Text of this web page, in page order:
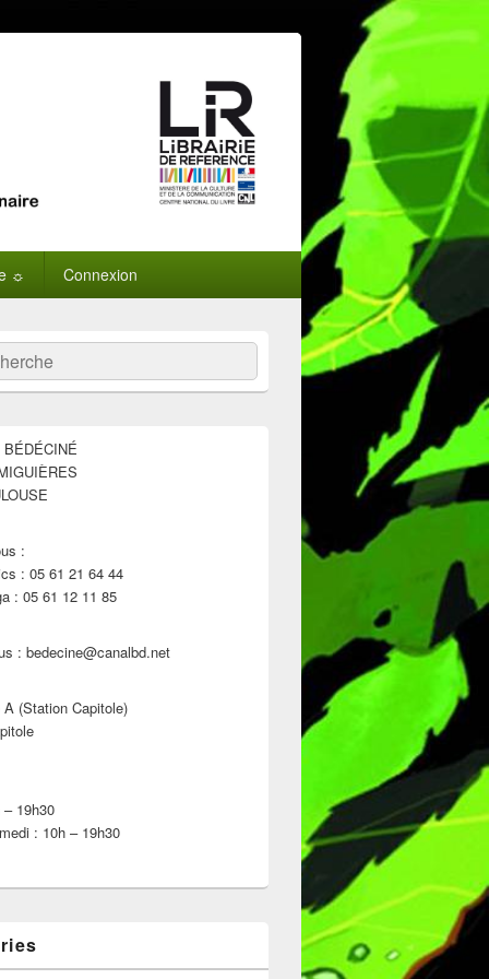
☼ Connexion
:
: 05 61 21 64 44
: 05 61 12 11 85
: bedecine@canalbd.net
A (Station Capitole)
19h30
: 10h – 19h30